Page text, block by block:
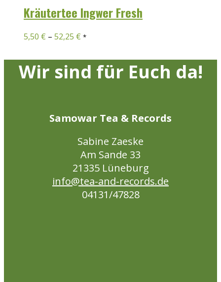
der
gewählt
weist
mehrere
auf.
Optionen
können
gewählt
Kräutertee Ingwer Fresh
5,50 € – 52,25 € *
Wir sind für Euch da!
Samowar Tea & Records
Sabine Zaeske
Am Sande 33
21335 Lüneburg
info@tea-and-records.de
04131/47828